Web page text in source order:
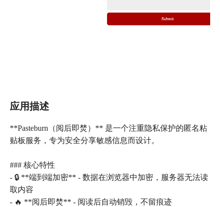
应用描述
**Pasteburn（阅后即焚）** 是一个注重隐私保护的匿名粘
贴板服务，专为安全分享敏感信息而设计。
### 核心特性
- 🔒 **端到端加密** - 数据在浏览器中加密，服务器无法读
取内容
- 🔥 **阅后即焚** - 阅读后自动销毁，不留痕迹